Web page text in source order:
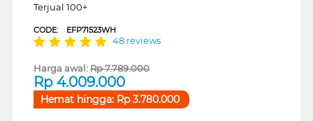
Terjual 100+
CODE: EFP71523WH
48 reviews
Harga awal:Rp7.789.000
Rp 4.009.000
Hemat hingga: Rp3.780.000